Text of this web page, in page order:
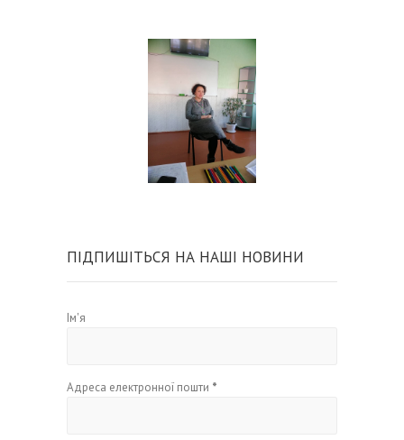
ПІДПИШІТЬСЯ НА НАШІ НОВИНИ
Ім'я
Адреса електронної пошти *